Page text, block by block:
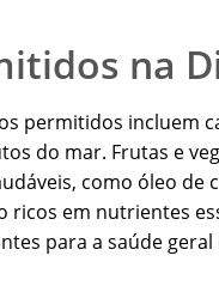
na
permitidos incluem
do mar. Frutas e
como óleo de
ricos em nutrientes
para a saúde geral